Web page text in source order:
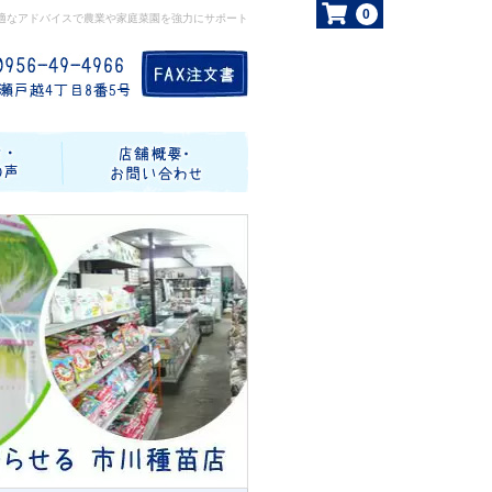
アドバイスで農業や家庭菜園を強力にサポート 0